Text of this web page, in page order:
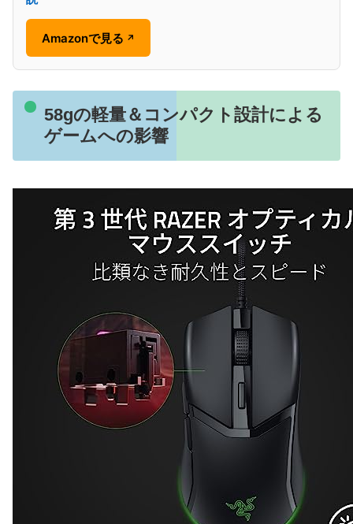
Amazonで見る ↗
58gの軽量＆コンパクト設計による
ゲームへの影響